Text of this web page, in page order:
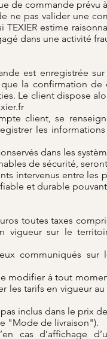
de commande prévu
ne pas valider une
TEXIER estime
dans une activité
est enregistrée
la confirmation
Le client dispose
client, se
les
dans les
de sécurité,
intervenus entre les
et durable
toutes taxes
vigueur sur le
communiqués
modifier à tout
les tarifs en vigueur
inclus dans le prix
"Mode de livraison").
cas d’affichage